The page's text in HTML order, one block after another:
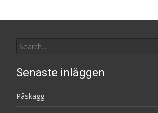
for:
Senaste inläggen
Påskägg